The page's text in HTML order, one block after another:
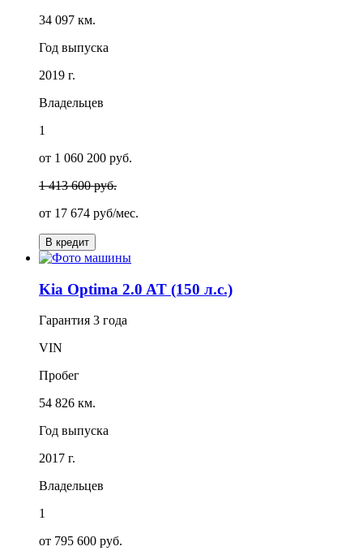
34 097 км.
Год выпуска
2019 г.
Владельцев
1
от 1 060 200 руб.
1 413 600 руб.
от 17 674 руб/мес.
В кредит
Kia Optima 2.0 AT (150 л.с.)
Гарантия 3 года
VIN
Пробег
54 826 км.
Год выпуска
2017 г.
Владельцев
1
от 795 600 руб.